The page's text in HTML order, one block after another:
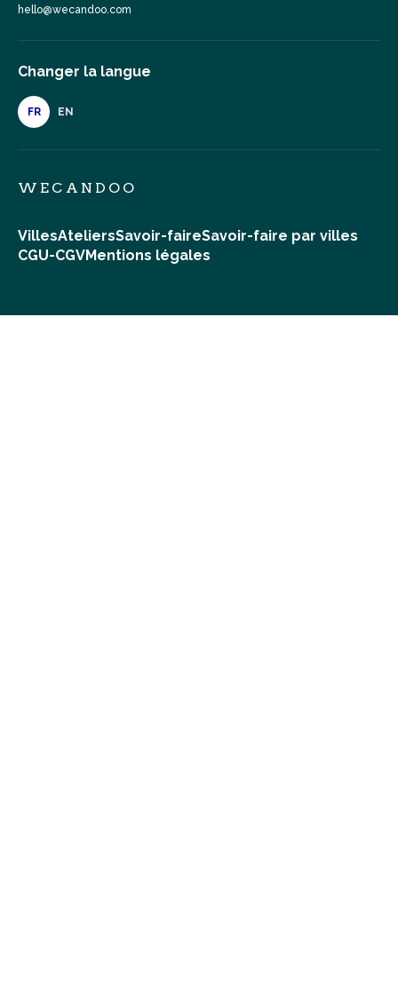
hello@wecandoo.com
Changer la langue
FR EN
WECANDOO
VillesAteliersSavoir-faireSavoir-faire par villes
CGU-CGVMentions légales